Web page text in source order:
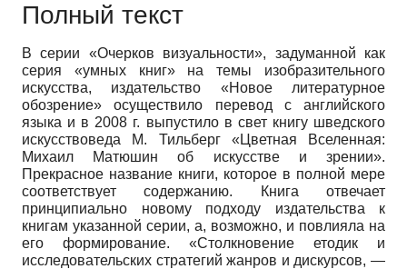
Полный текст
В серии «Очерков визуальности», задуманной как
серия «умных книг» на темы изобразительного
искусства, издательство «Новое литературное
обозрение» осуществило перевод с английского
языка и в 2008 г. выпустило в свет книгу шведского
искусствоведа М. Тильберг «Цветная Вселенная:
Михаил Матюшин об искусстве и зрении».
Прекрасное название книги, которое в полной мере
соответствует содержанию. Книга отвечает
принципиально новому подходу издательства к
книгам указанной серии, а, возможно, и повлияла на
его формирование. «Столкновение етодик и
исследовательских стратегий жанров и дискурсов, —